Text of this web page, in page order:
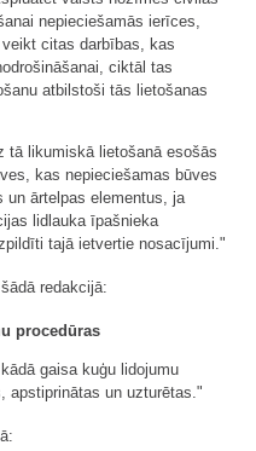
nepieciešamās ierīces,
citas darbības, kas
ciktāl tas
atbilstoši tās lietošanas
tā likumiskā lietošanā esošās
kas nepieciešamas būves
ārtelpas elementus, ja
lidlauka īpašnieka
tajā ietvertie nosacījumi."
redakcijā:
procedūras
gaisa kuģu lidojumu
apstiprinātas un uzturētas."